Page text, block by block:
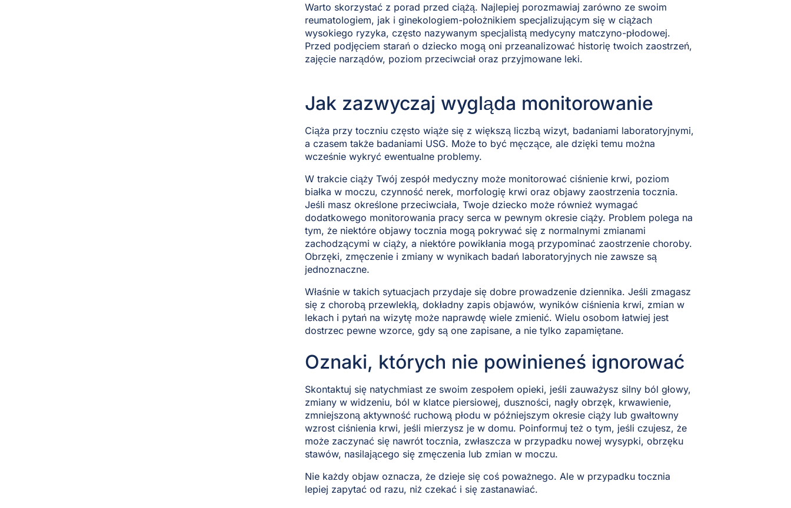
Warto skorzystać z porad przed ciążą. Najlepiej porozmawiaj zarówno ze swoim
reumatologiem, jak i ginekologiem-położnikiem specjalizującym się w ciążach
wysokiego ryzyka, często nazywanym specjalistą medycyny matczyno-płodowej.
Przed podjęciem starań o dziecko mogą oni przeanalizować historię twoich zaostrzeń,
zajęcie narządów, poziom przeciwciał oraz przyjmowane leki.
Jak zazwyczaj wygląda monitorowanie
Ciąża przy toczniu często wiąże się z większą liczbą wizyt, badaniami laboratoryjnymi,
a czasem także badaniami USG. Może to być męczące, ale dzięki temu można
wcześnie wykryć ewentualne problemy.
W trakcie ciąży Twój zespół medyczny może monitorować ciśnienie krwi, poziom
białka w moczu, czynność nerek, morfologię krwi oraz objawy zaostrzenia tocznia.
Jeśli masz określone przeciwciała, Twoje dziecko może również wymagać
dodatkowego monitorowania pracy serca w pewnym okresie ciąży. Problem polega na
tym, że niektóre objawy tocznia mogą pokrywać się z normalnymi zmianami
zachodzącymi w ciąży, a niektóre powikłania mogą przypominać zaostrzenie choroby.
Obrzęki, zmęczenie i zmiany w wynikach badań laboratoryjnych nie zawsze są
jednoznaczne.
Właśnie w takich sytuacjach przydaje się dobre prowadzenie dziennika. Jeśli zmagasz
się z chorobą przewlekłą, dokładny zapis objawów, wyników ciśnienia krwi, zmian w
lekach i pytań na wizytę może naprawdę wiele zmienić. Wielu osobom łatwiej jest
dostrzec pewne wzorce, gdy są one zapisane, a nie tylko zapamiętane.
Oznaki, których nie powinieneś ignorować
Skontaktuj się natychmiast ze swoim zespołem opieki, jeśli zauważysz silny ból głowy,
zmiany w widzeniu, ból w klatce piersiowej, duszności, nagły obrzęk, krwawienie,
zmniejszoną aktywność ruchową płodu w późniejszym okresie ciąży lub gwałtowny
wzrost ciśnienia krwi, jeśli mierzysz je w domu. Poinformuj też o tym, jeśli czujesz, że
może zaczynać się nawrót tocznia, zwłaszcza w przypadku nowej wysypki, obrzęku
stawów, nasilającego się zmęczenia lub zmian w moczu.
Nie każdy objaw oznacza, że dzieje się coś poważnego. Ale w przypadku tocznia
lepiej zapytać od razu, niż czekać i się zastanawiać.